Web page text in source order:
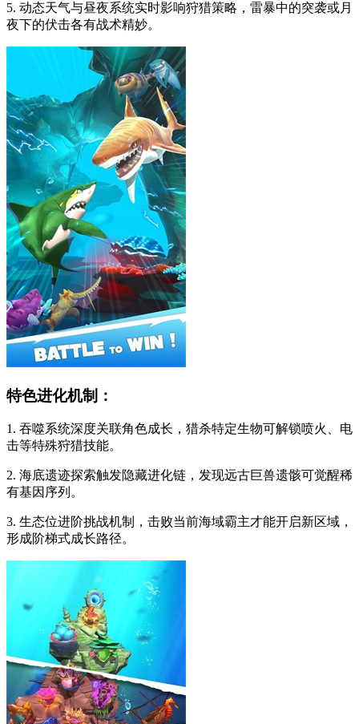
5. 动态天气与昼夜系统实时影响狩猎策略，雷暴中的突袭或月
夜下的伏击各有战术精妙。
特色进化机制：
1. 吞噬系统深度关联角色成长，猎杀特定生物可解锁喷火、电
击等特殊狩猎技能。
2. 海底遗迹探索触发隐藏进化链，发现远古巨兽遗骸可觉醒稀
有基因序列。
3. 生态位进阶挑战机制，击败当前海域霸主才能开启新区域，
形成阶梯式成长路径。